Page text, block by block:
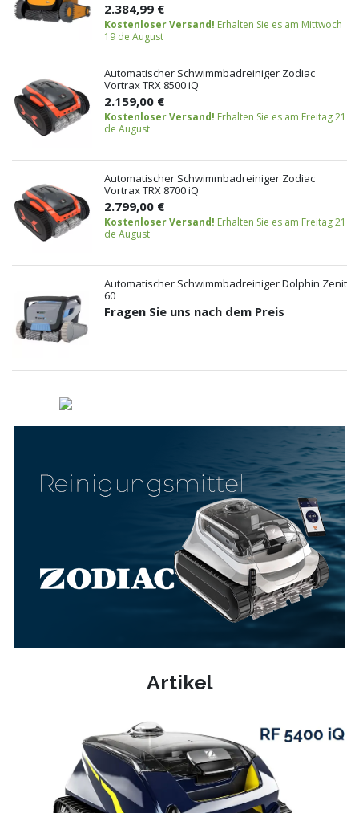
Artikel
2.384,99 €
Kostenloser Versand! Erhalten Sie es am Mittwoch
19 de August
Automatischer Schwimmbadreiniger Zodiac
Vortrax TRX 8500 iQ
2.159,00 €
Kostenloser Versand! Erhalten Sie es am Freitag 21
de August
Automatischer Schwimmbadreiniger Zodiac
Vortrax TRX 8700 iQ
2.799,00 €
Kostenloser Versand! Erhalten Sie es am Freitag 21
de August
Automatischer Schwimmbadreiniger Dolphin Zenit
60
Fragen Sie uns nach dem Preis